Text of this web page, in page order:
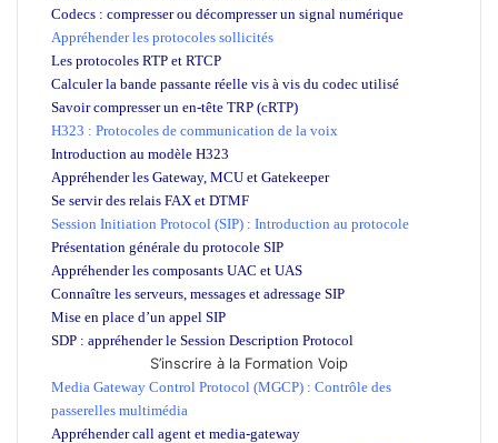
Codecs : compresser ou décompresser un signal numérique
Appréhender les protocoles sollicités
Les protocoles RTP et RTCP
Calculer la bande passante réelle vis à vis du codec utilisé
Savoir compresser un en-tête TRP (cRTP)
H323 : Protocoles de communication de la voix
Introduction au modèle H323
Appréhender les Gateway, MCU et Gatekeeper
Se servir des relais FAX et DTMF
Session Initiation Protocol (SIP) : Introduction au protocole
Présentation générale du protocole SIP
Appréhender les composants UAC et UAS
Connaître les serveurs, messages et adressage SIP
Mise en place d’un appel SIP
SDP : appréhender le Session Description Protocol
S’inscrire à la Formation Voip
Media Gateway Control Protocol (MGCP) : Contrôle des
passerelles multimédia
Appréhender call agent et media-gateway